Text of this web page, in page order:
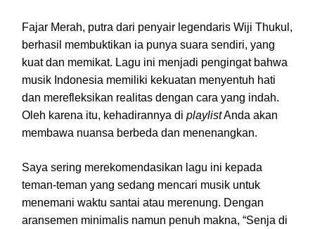
Fajar Merah, putra dari penyair legendaris Wiji Thukul,
berhasil membuktikan ia punya suara sendiri, yang
kuat dan memikat. Lagu ini menjadi pengingat bahwa
musik Indonesia memiliki kekuatan menyentuh hati
dan merefleksikan realitas dengan cara yang indah.
Oleh karena itu, kehadirannya di playlistAnda akan
membawa nuansa berbeda dan menenangkan.
Saya sering merekomendasikan lagu ini kepada
teman-teman yang sedang mencari musik untuk
menemani waktu santai atau merenung. Dengan
aransemen minimalis namun penuh makna, “Senja di